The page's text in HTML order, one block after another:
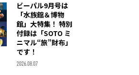
ビーパル9月号は
「水族館＆博物
館」大特集！ 特別
付録は「SOTO ミ
ニマル“旅”財布」
です！
2026.08.07